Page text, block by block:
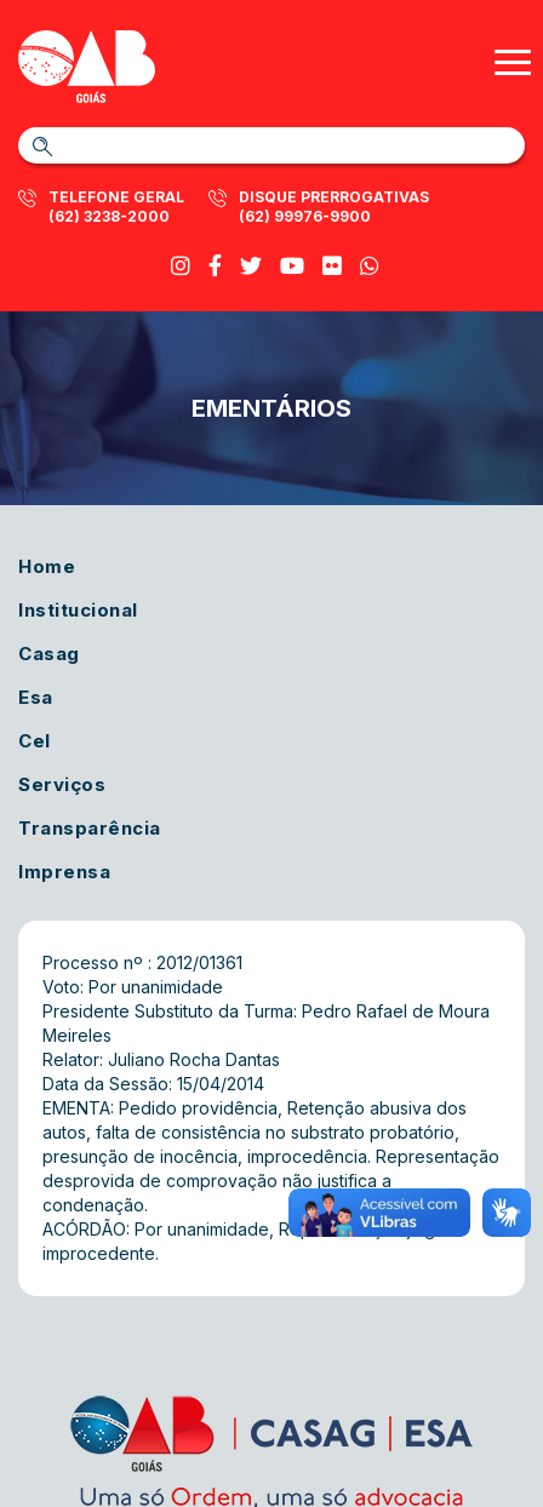
TELEFONE GERAL
(62) 3238-2000
DISQUE PRERROGATIVAS
(62) 99976-9900
EMENTÁRIOS
Home
Institucional
Casag
Esa
Cel
Serviços
Transparência
Imprensa
Processo nº : 2012/01361
Voto: Por unanimidade
Presidente Substituto da Turma: Pedro Rafael de Moura
Meireles
Relator: Juliano Rocha Dantas
Data da Sessão: 15/04/2014
EMENTA: Pedido providência, Retenção abusiva dos
autos, falta de consistência no substrato probatório,
presunção de inocência, improcedência. Representação
desprovida de comprovação não justifica a
condenação.
ACÓRDÃO: Por unanimidade, Representação julgada
improcedente.